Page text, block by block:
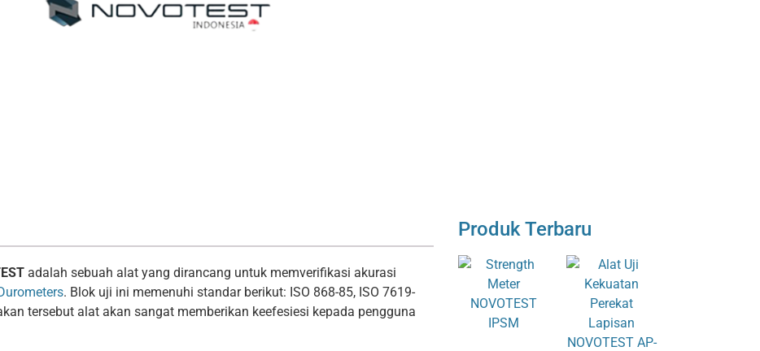
adalah sebuah alat yang dirancang untuk memverifikasi akurasi
. Blok uji ini memenuhi standar berikut: ISO 868-85, ISO 7619-
tersebut alat akan sangat memberikan keefesiesi kepada pengguna
Produk Terbaru